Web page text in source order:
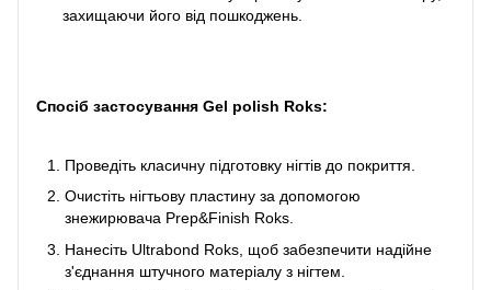
захищаючи його від пошкоджень.
Спосіб застосування Gel polish Roks:
Проведіть класичну підготовку нігтів до покриття.
Очистіть нігтьову пластину за допомогою
знежирювача Prep&Finish Roks.
Нанесіть Ultrabond Roks, щоб забезпечити надійне
з'єднання штучного матеріалу з нігтем.